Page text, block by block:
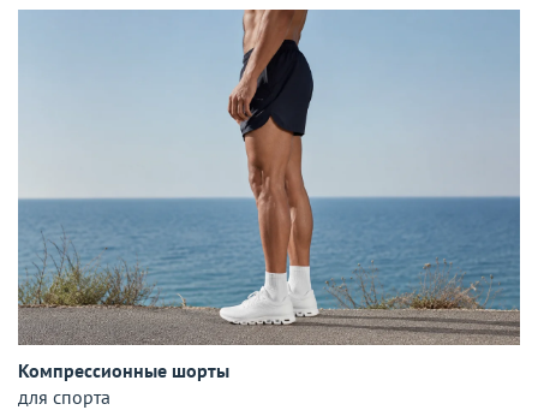
Компрессионные шорты
для спорта